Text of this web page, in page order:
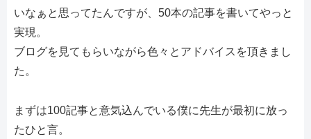
いなぁと思ってたんですが、50本の記事を書いてやっと
実現。
ブログを見てもらいながら色々とアドバイスを頂きまし
た。
まずは100記事と意気込んでいる僕に先生が最初に放っ
たひと言。